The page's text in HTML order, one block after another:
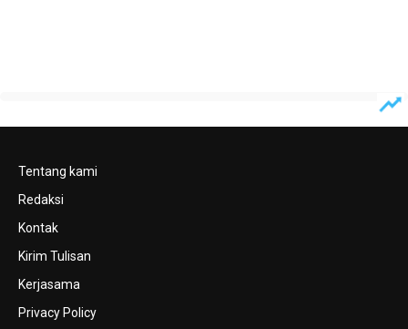
Tentang kami
Redaksi
Kontak
Kirim Tulisan
Kerjasama
Privacy Policy